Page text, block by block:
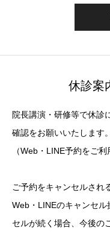
休診案
院長講演・研修等で休診
確認をお願いいたします。
（Web・LINE予約をご利
ご予約をキャンセルされ
Web・LINEのキャンセ
セルが続く場合、今後の